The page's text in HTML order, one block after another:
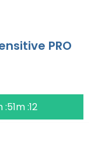
PRO
:51m :11